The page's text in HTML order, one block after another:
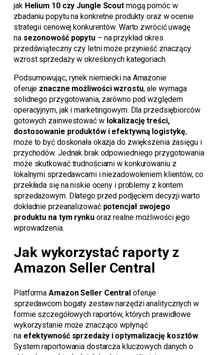
jak Helium 10 czy Jungle Scout mogą pomóc w
zbadaniu popytu na konkretne produkty oraz w ocenie
strategii cenowej konkurentów. Warto zwrócić uwagę
na sezonowość popytu – na przykład okres
przedświąteczny czy letni może przynieść znaczący
wzrost sprzedaży w określonych kategoriach.
Podsumowując, rynek niemiecki na Amazonie
oferuje znaczne możliwości wzrostu, ale wymaga
solidnego przygotowania, zarówno pod względem
operacyjnym, jak i marketingowym. Dla przedsiębiorców
gotowych zainwestować w lokalizację treści,
dostosowanie produktów i efektywną logistykę,
może to być doskonała okazja do zwiększenia zasięgu i
przychodów. Jednak brak odpowiedniego przygotowania
może skutkować trudnościami w konkurowaniu z
lokalnymi sprzedawcami i niezadowoleniem klientów, co
przekłada się na niskie oceny i problemy z kontem
sprzedażowym. Dlatego przed podjęciem decyzji warto
dokładnie przeanalizować potencjał swojego
produktu na tym rynkuoraz realne możliwości jego
wprowadzenia.
Jak wykorzystać raporty z
Amazon Seller Central
Platforma Amazon Seller Centraloferuje
sprzedawcom bogaty zestaw narzędzi analitycznych w
formie szczegółowych raportów, których prawidłowe
wykorzystanie może znacząco wpłynąć
na efektywność sprzedaży i optymalizację kosztów.
System raportowania dostarcza kluczowych danych o